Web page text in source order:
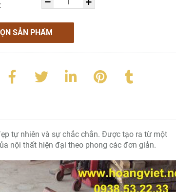
SẢN PHẨM
tự nhiên và sự chắc chắn. Được tạo ra từ một
nội thất hiện đại theo phong các đơn giản.